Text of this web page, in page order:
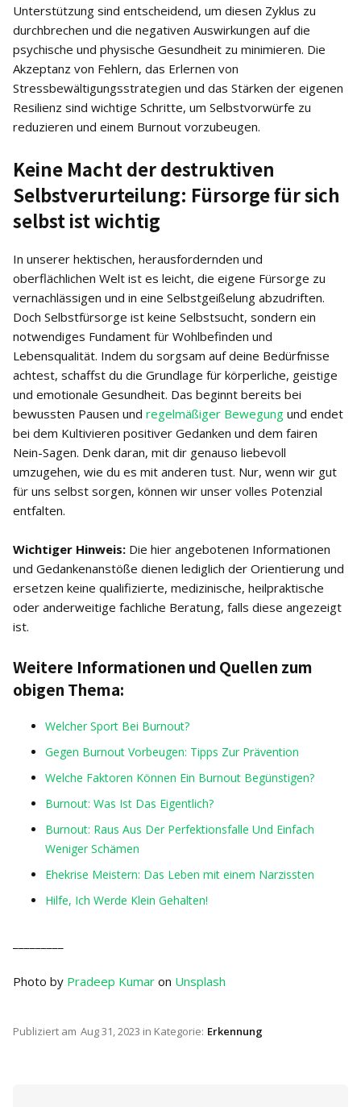
Unterstützung sind entscheidend, um diesen Zyklus zu
durchbrechen und die negativen Auswirkungen auf die
psychische und physische Gesundheit zu minimieren. Die
Akzeptanz von Fehlern, das Erlernen von
Stressbewältigungsstrategien und das Stärken der eigenen
Resilienz sind wichtige Schritte, um Selbstvorwürfe zu
reduzieren und einem Burnout vorzubeugen.
Keine Macht der destruktiven
Selbstverurteilung: Fürsorge für sich
selbst ist wichtig
In unserer hektischen, herausfordernden und
oberflächlichen Welt ist es leicht, die eigene Fürsorge zu
vernachlässigen und in eine Selbstgeißelung abzudriften.
Doch Selbstfürsorge ist keine Selbstsucht, sondern ein
notwendiges Fundament für Wohlbefinden und
Lebensqualität. Indem du sorgsam auf deine Bedürfnisse
achtest, schaffst du die Grundlage für körperliche, geistige
und emotionale Gesundheit. Das beginnt bereits bei
bewussten Pausen und regelmäßiger Bewegung und endet
bei dem Kultivieren positiver Gedanken und dem fairen
Nein-Sagen. Denk daran, mit dir genauso liebevoll
umzugehen, wie du es mit anderen tust. Nur, wenn wir gut
für uns selbst sorgen, können wir unser volles Potenzial
entfalten.
Wichtiger Hinweis: Die hier angebotenen Informationen
und Gedankenanstöße dienen lediglich der Orientierung und
ersetzen keine qualifizierte, medizinische, heilpraktische
oder anderweitige fachliche Beratung, falls diese angezeigt
ist.
Weitere Informationen und Quellen zum
obigen Thema:
Welcher Sport Bei Burnout?
Gegen Burnout Vorbeugen: Tipps Zur Prävention
Welche Faktoren Können Ein Burnout Begünstigen?
Burnout: Was Ist Das Eigentlich?
Burnout: Raus Aus Der Perfektionsfalle Und Einfach
Weniger Schämen
Ehekrise Meistern: Das Leben mit einem Narzissten
Hilfe, Ich Werde Klein Gehalten!
Photo by Pradeep Kumar on Unsplash
Publiziert am Aug 31, 2023 in Kategorie: Erkennung